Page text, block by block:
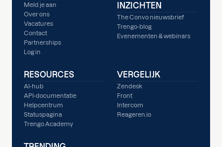
Meld je aan
Over ons
Vacatures
Contact
Partnerships
Log in
INZICHTEN
The Convo nieuwsbrief
Trengo-blog
Evenementen & webinars
RESOURCES
AI-hub
API-documentatie
Helpcentrum
Statuspagina
Trengo Academy
VERGELIJK
Zendesk
Front
Intercom
Reageren.io